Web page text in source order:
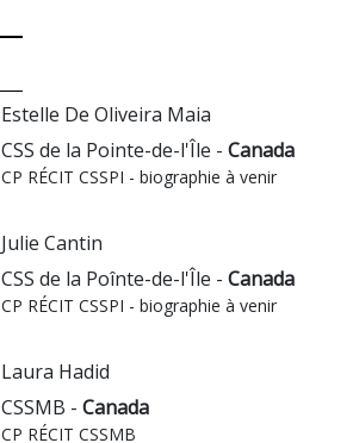
Estelle De Oliveira Maia
CSS de la Pointe-de-l'Île - Canada
CP RÉCIT CSSPI - biographie à venir
Julie Cantin
CSS de la Poînte-de-l'Île - Canada
CP RÉCIT CSSPI - biographie à venir
Laura Hadid
CSSMB - Canada
CP RÉCIT CSSMB